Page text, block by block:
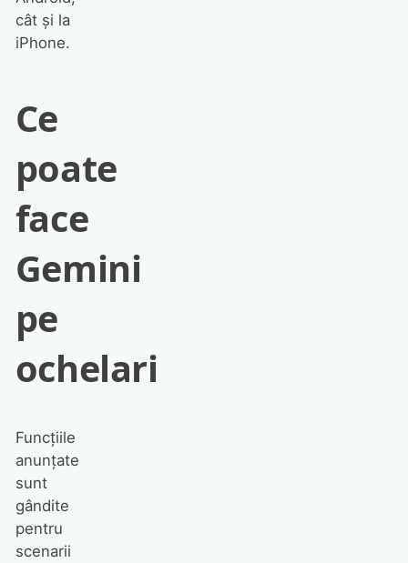
cât și la
iPhone.
Ce
poate
face
Gemini
pe
ochelari
Funcțiile
anunțate
sunt
gândite
pentru
scenarii